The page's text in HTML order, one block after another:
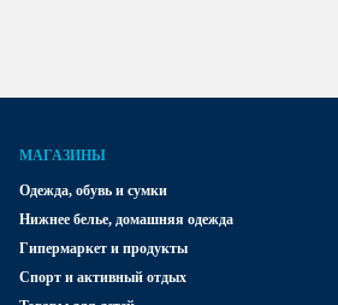
МАГАЗИНЫ
Одежда, обувь и сумки
Нижнее белье, домашняя одежда
Гипермаркет и продукты
Спорт и активный отдых